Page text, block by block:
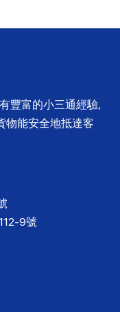
豐富的小三通經驗,
物能安全地抵達客
9號